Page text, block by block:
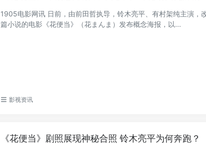
1905电影网讯 日前，由前田哲执导，铃木亮平、有村架纯主演，
篇小说的电影《花便当》（花まんま）发布概念海报，以...
影视资讯
《花便当》剧照展现神秘合照 铃木亮平为何奔跑？